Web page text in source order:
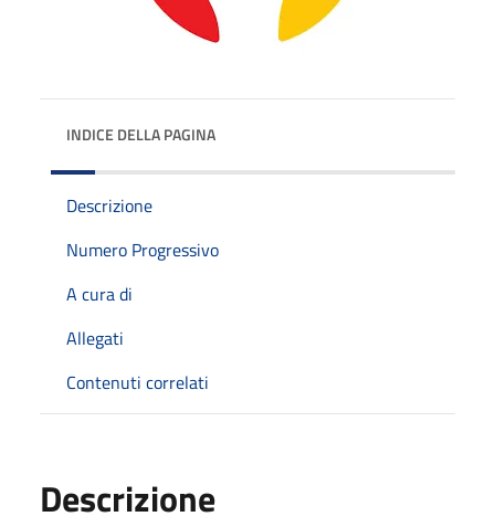
INDICE DELLA PAGINA
Descrizione
Numero Progressivo
A cura di
Allegati
Contenuti correlati
Descrizione